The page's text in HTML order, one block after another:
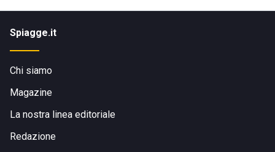
Spiagge.it
Chi siamo
Magazine
La nostra linea editoriale
Redazione